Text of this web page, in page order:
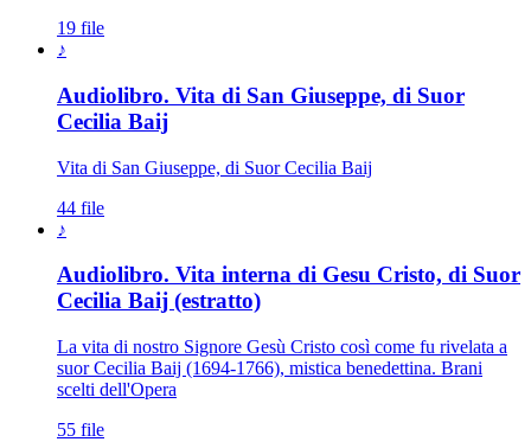
19 file
♪
Audiolibro. Vita di San Giuseppe, di Suor
Cecilia Baij
Vita di San Giuseppe, di Suor Cecilia Baij
44 file
♪
Audiolibro. Vita interna di Gesu Cristo, di Suor
Cecilia Baij (estratto)
La vita di nostro Signore Gesù Cristo così come fu rivelata a
suor Cecilia Baij (1694-1766), mistica benedettina. Brani
scelti dell'Opera
55 file